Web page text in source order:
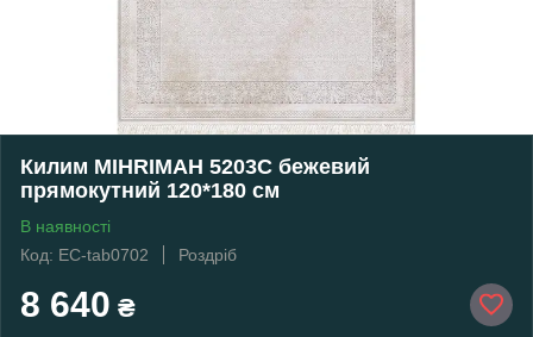
Килим MIHRIMAH 5203C бежевий
прямокутний 120*180 см
В наявності
Код: EC-tab0702
Роздріб
8 640 ₴